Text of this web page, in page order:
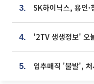
3.
4.
5. 입추매직 '불발',